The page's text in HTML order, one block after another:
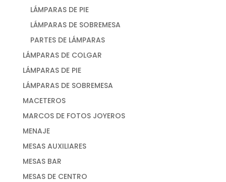
LÁMPARAS DE PIE
LÁMPARAS DE SOBREMESA
PARTES DE LÁMPARAS
LÁMPARAS DE COLGAR
LÁMPARAS DE PIE
LÁMPARAS DE SOBREMESA
MACETEROS
MARCOS DE FOTOS JOYEROS
MENAJE
MESAS AUXILIARES
MESAS BAR
MESAS DE CENTRO